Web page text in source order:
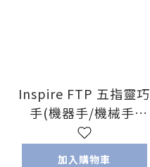
Inspire FTP 五指靈巧
手(機器手/機械手)
(RH56DFTP_0L
RH56DFTP_0R)
加入購物車